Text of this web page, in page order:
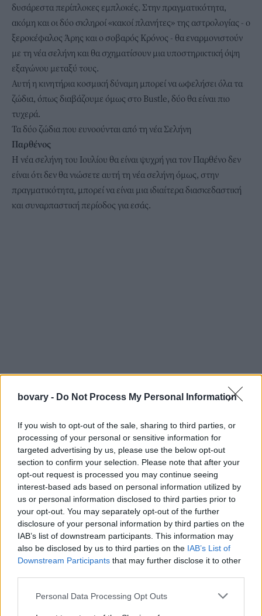
bovary - Do Not Process My Personal Information
If you wish to opt-out of the sale, sharing to third parties, or
processing of your personal or sensitive information for
targeted advertising by us, please use the below opt-out
section to confirm your selection. Please note that after your
opt-out request is processed you may continue seeing
interest-based ads based on personal information utilized by
us or personal information disclosed to third parties prior to
your opt-out. You may separately opt-out of the further
disclosure of your personal information by third parties on the
IAB’s list of downstream participants. This information may
also be disclosed by us to third parties on the IAB’s List of
Downstream Participants that may further disclose it to other
Personal Data Processing Opt Outs
δυσάρεστα περίπλοκες εμπλοκές. Στην πραγματικότητα,
ακόμη και οι δύο σκληροί «κακοί πλανήτες» της αστρολογίας - ο
ξεροκέφαλος Άρης και ο σοβαρός Κρόνος - θα εναρμονιστούν
με τη νέα σελήνη και θα σχηματίσουν μια υποστηρικτική όψη
εξαγώνου μεταξύ τους.
Αυτή η κινητήρια κοσμική δύναμη μπορεί να ωφελήσει όλα τα
ζώδια, όπως διαβάζουμε όμως στο Bustle, δύο θα είναι πιο
τυχερά.
Τα δύο ζώδια που ευνοούνται από τη νέα Σελήνη
Παρθένος
Η νέα σελήνη του Ιουλίου θα είναι ψυχρή για τον Παρθένο δεν
είναι ότι δεν θα νιώσετε αυτή τη νέα σελήνη όμως, στην
πραγματικότητα, μπορεί να είναι μια ιδιαίτερα διασκεδαστική
και συναρπαστική περίοδος για εσάς.
Ευτυχώς, δεν θα βιώσετε σημαντικά δράματα.
Αυτή η λάμψη φέρνει τον ήλιο και το φεγγάρι μαζί στον τομέα
της φιλίας σας, οπότε μπορεί να ενισχύσει βαθύτερες
συναισθηματικές συνδέσεις με τους ανθρώπους ή ίσως να
βρείτε τρόπους να δείξετε περισσότερη φροντίδα ή να
δημιουργήσετε πιο ασφαλείς κύκλους.
Χάρη στον τολμηρό και γενναίο Άρη στον τομέα της
περιπέτειας του χάρτη σας, μπορεί επίσης να είναι μια καλή
στιγμή για να αναζητήσετε μια αίσθηση ασφάλειας έξω από το
comfort zone σας.